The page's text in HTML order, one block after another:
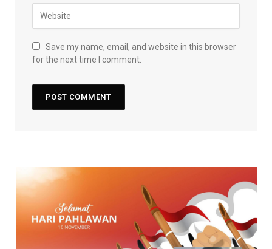
Save my name, email, and website in this browser
for the next time I comment.